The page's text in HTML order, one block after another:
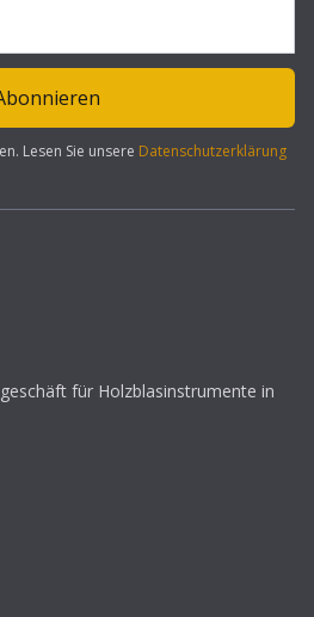
Lesen Sie unsere Datenschutzerklärung
für Holzblasinstrumente in